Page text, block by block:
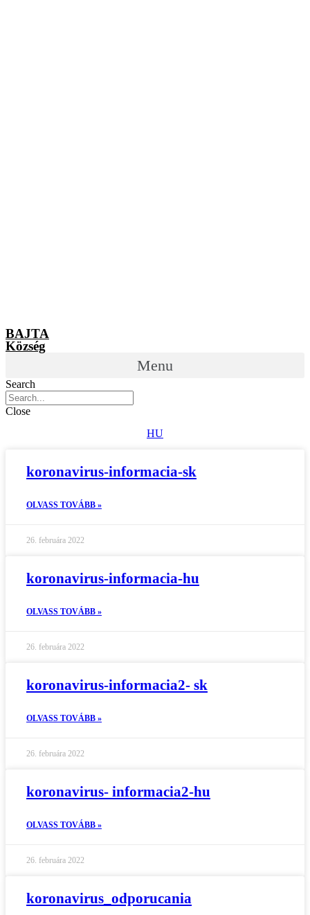
BAJTA
Község
Menu
Search
Close
HU
koronavirus-informacia-sk
OLVASS TOVÁBB »
26. februára 2022
koronavirus-informacia-hu
OLVASS TOVÁBB »
26. februára 2022
koronavirus-informacia2- sk
OLVASS TOVÁBB »
26. februára 2022
koronavirus- informacia2-hu
OLVASS TOVÁBB »
26. februára 2022
koronavirus_odporucania